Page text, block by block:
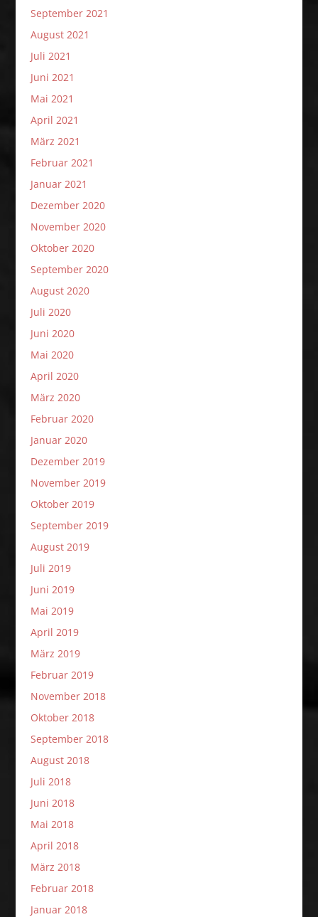
September 2021
August 2021
Juli 2021
Juni 2021
Mai 2021
April 2021
März 2021
Februar 2021
Januar 2021
Dezember 2020
November 2020
Oktober 2020
September 2020
August 2020
Juli 2020
Juni 2020
Mai 2020
April 2020
März 2020
Februar 2020
Januar 2020
Dezember 2019
November 2019
Oktober 2019
September 2019
August 2019
Juli 2019
Juni 2019
Mai 2019
April 2019
März 2019
Februar 2019
November 2018
Oktober 2018
September 2018
August 2018
Juli 2018
Juni 2018
Mai 2018
April 2018
März 2018
Februar 2018
Januar 2018